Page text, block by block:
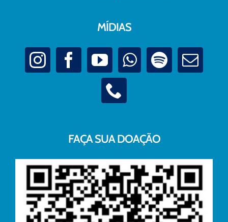
MÍDIAS
FAÇA SUA DOAÇÃO